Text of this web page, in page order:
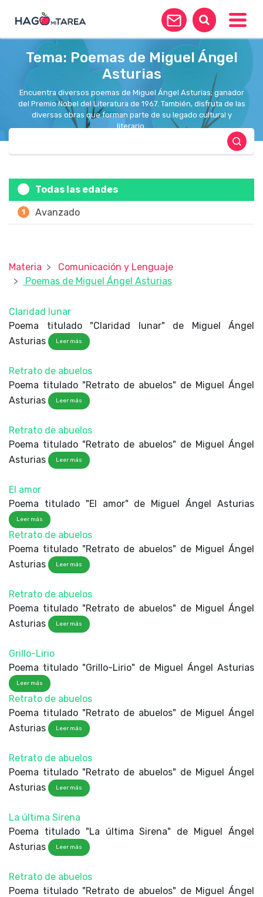
Tema: Poemas de Miguel Ángel
Asturias
Encuentra diversos poemas de Miguel Ángel Asturias; ganador
del Premio Nobel del Literatura de 1967. También, disfruta de las
diversas obras que forman parte de su legado cultural y
literario.
Todas las edades
1 Avanzado
Materia
Comunicación y Lenguaje
Poemas de Miguel Ángel Asturias
Claridad lunar
Poema titulado "Claridad lunar" de Miguel Ángel
Asturias
Leer más
Retrato de abuelos
Poema titulado "Retrato de abuelos" de Miguel Ángel
Asturias
Leer más
Retrato de abuelos
Poema titulado "Retrato de abuelos" de Miguel Ángel
Asturias
Leer más
El amor
Poema titulado "El amor" de Miguel Ángel Asturias
Leer más
Retrato de abuelos
Poema titulado "Retrato de abuelos" de Miguel Ángel
Asturias
Leer más
Retrato de abuelos
Poema titulado "Retrato de abuelos" de Miguel Ángel
Asturias
Leer más
Grillo-Lirio
Poema titulado "Grillo-Lirio" de Miguel Ángel Asturias
Leer más
Retrato de abuelos
Poema titulado "Retrato de abuelos" de Miguel Ángel
Asturias
Leer más
Retrato de abuelos
Poema titulado "Retrato de abuelos" de Miguel Ángel
Asturias
Leer más
La última Sirena
Poema titulado "La última Sirena" de Miguel Ángel
Asturias
Leer más
Retrato de abuelos
Poema titulado "Retrato de abuelos" de Miguel Ángel